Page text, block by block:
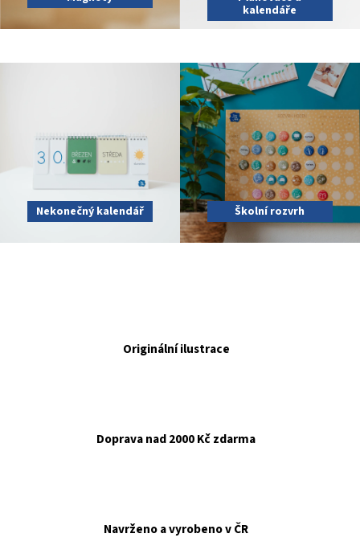
kalendáře
Nekonečný kalendář Školní rozvrh
Originální ilustrace
Doprava nad 2000 Kč zdarma
Navrženo a vyrobeno v ČR